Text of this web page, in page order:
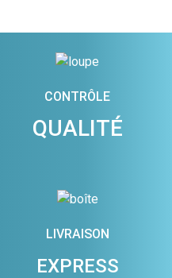
CONTRÔLE
QUALITÉ
LIVRAISON
EXPRESS